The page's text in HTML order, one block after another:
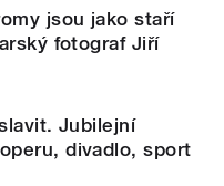
jsou jako staří
fotograf Jiří
Jubilejní
divadlo, sport